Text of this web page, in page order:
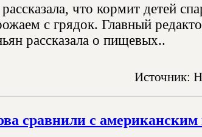
что кормит детей
с грядок. Главный
рассказала о пищевых..
Источник:
сравнили с